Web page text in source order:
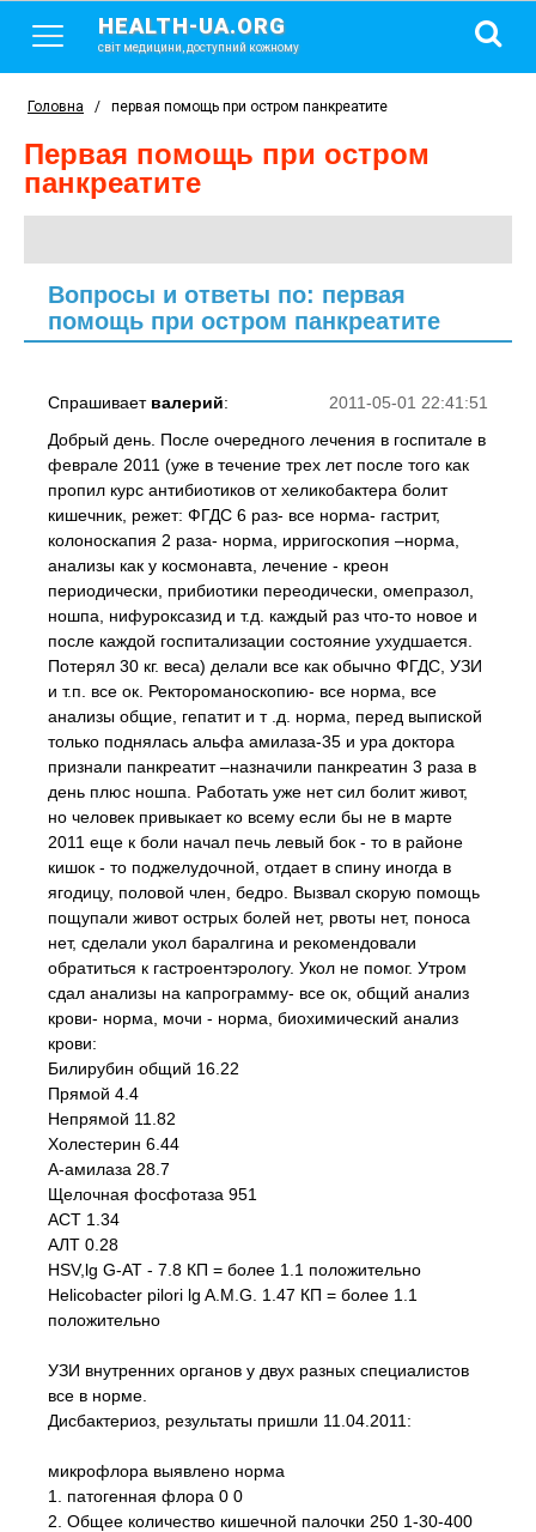
HEALTH-UA.ORG
світ медицини, доступний кожному
Головна / первая помощь при остром панкреатите
первая помощь при остром
панкреатите
Вопросы и ответы по: первая
помощь при остром панкреатите
2011-05-01 22:41:51
Спрашивает валерий:
Добрый день. После очередного лечения в госпитале в
феврале 2011 (уже в течение трех лет после того как
пропил курс антибиотиков от хеликобактера болит
кишечник, режет: ФГДС 6 раз- все норма- гастрит,
колоноскапия 2 раза- норма, ирригоскопия –норма,
анализы как у космонавта, лечение - креон
периодически, прибиотики переодически, омепразол,
ношпа, нифуроксазид и т.д. каждый раз что-то новое и
после каждой госпитализации состояние ухудшается.
Потерял 30 кг. веса) делали все как обычно ФГДС, УЗИ
и т.п. все ок. Ректороманоскопию- все норма, все
анализы общие, гепатит и т .д. норма, перед выпиской
только поднялась альфа амилаза-35 и ура доктора
признали панкреатит –назначили панкреатин 3 раза в
день плюс ношпа. Работать уже нет сил болит живот,
но человек привыкает ко всему если бы не в марте
2011 еще к боли начал печь левый бок - то в районе
кишок - то поджелудочной, отдает в спину иногда в
ягодицу, половой член, бедро. Вызвал скорую помощь
пощупали живот острых болей нет, рвоты нет, поноса
нет, сделали укол баралгина и рекомендовали
обратиться к гастроентэрологу. Укол не помог. Утром
сдал анализы на капрограмму- все ок, общий анализ
крови- норма, мочи - норма, биохимический анализ
крови:
Билирубин общий 16.22
Прямой 4.4
Непрямой 11.82
Холестерин 6.44
А-амилаза 28.7
Щелочная фосфотаза 951
АСТ 1.34
АЛТ 0.28
HSV,lg G-AT - 7.8 КП = более 1.1 положительно
Helicobacter pilori lg A.M.G. 1.47 КП = более 1.1
положительно
УЗИ внутренних органов у двух разных специалистов
все в норме.
Дисбактериоз, результаты пришли 11.04.2011:
микрофлора выявлено норма
1. патогенная флора 0 0
2. Общее количество кишечной палочки 250 1-30-400